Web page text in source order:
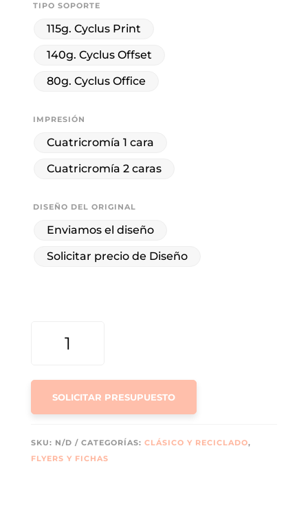
TIPO SOPORTE
115g. Cyclus Print
140g. Cyclus Offset
80g. Cyclus Office
IMPRESIÓN
Cuatricromía 1 cara
Cuatricromía 2 caras
DISEÑO DEL ORIGINAL
Enviamos el diseño
Solicitar precio de Diseño
SOLICITAR PRESUPUESTO
SKU: N/D CATEGORÍAS: CLÁSICO Y RECICLADO,
FLYERS Y FICHAS